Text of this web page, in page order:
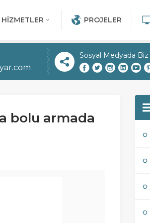
HIZMETLER PROJELER
Sosyal Medyada Biz
bolu armada